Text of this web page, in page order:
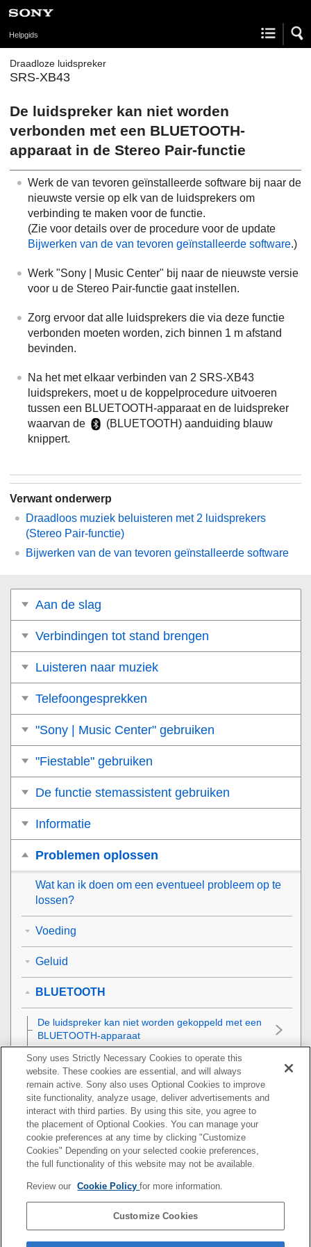
Helpgids
Draadloze luidspreker
SRS-XB43
De luidspreker kan niet worden
verbonden met een BLUETOOTH-
apparaat in de Stereo Pair-functie
Werk de van tevoren geïnstalleerde software bij naar de
nieuwste versie op elk van de luidsprekers om
verbinding te maken voor de functie.
(Zie voor details over de procedure voor de update
Bijwerken van de van tevoren geïnstalleerde software.)
Werk "Sony | Music Center" bij naar de nieuwste versie
voor u de Stereo Pair-functie gaat instellen.
Zorg ervoor dat alle luidsprekers die via deze functie
verbonden moeten worden, zich binnen 1 m afstand
bevinden.
Na het met elkaar verbinden van 2 SRS-XB43
luidsprekers, moet u de koppelprocedure uitvoeren
tussen een BLUETOOTH-apparaat en de luidspreker
waarvan de
(BLUETOOTH) aanduiding blauw
knippert.
Verwant onderwerp
Draadloos muziek beluisteren met 2 luidsprekers
(Stereo Pair-functie)
Bijwerken van de van tevoren geïnstalleerde software
Aan de slag
Verbindingen tot stand brengen
Luisteren naar muziek
Telefoongesprekken
"Sony | Music Center" gebruiken
"Fiestable" gebruiken
De functie stemassistent gebruiken
Informatie
Problemen oplossen
Wat kan ik doen om een eventueel probleem op te
lossen?
Voeding
Geluid
BLUETOOTH
De luidspreker kan niet worden gekoppeld met een
BLUETOOTH-apparaat
De luidspreker kan niet worden verbonden met een
BLUETOOTH-apparaat via de One-touch (NFC)
verbindingsmethode
De luidspreker kan niet worden verbonden met een
BLUETOOTH-apparaat in de Stereo Pair-functie
Kan geen verbinding maken met een luidspreker in
de Party Connect-functie
Kan geen luidspreker toevoegen voor de Party
Sony uses Strictly Necessary Cookies to operate this
website. These cookies are essential, and will always
remain active. Sony also uses Optional Cookies to improve
site functionality, analyze usage, deliver advertisements and
interact with third parties. By using this site, you agree to
the placement of Optional Cookies. You can manage your
cookie preferences at any time by clicking "Customize
Cookies" Depending on your selected cookie preferences,
the full functionality of this website may not be available.
Review our Cookie Policyfor more information.
Customize Cookies